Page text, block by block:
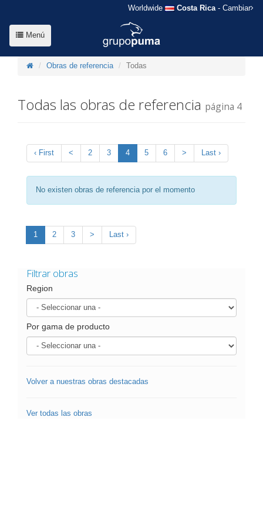
Worldwide Costa Rica- Cambiar
Menú
Obras de referencia Todas
Todas las obras de referencia página 4
‹ First < 2 3 4 5 6 > Last ›
No existen obras de referencia por el momento
1 2 3 > Last ›
Filtrar obras
Region
Por gama de producto
Volver a nuestras obras destacadas
Ver todas las obras